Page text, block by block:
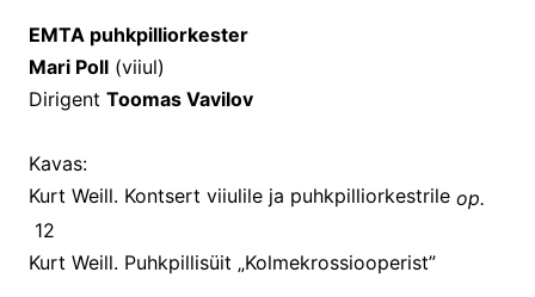
EMTA puhkpilliorkester
Mari Poll (viiul)
Dirigent Toomas Vavilov
Kavas:
Kurt Weill. Kontsert viiulile ja puhkpilliorkestrile op.
12
Kurt Weill. Puhkpillisüit „Kolmekrossiooperist”